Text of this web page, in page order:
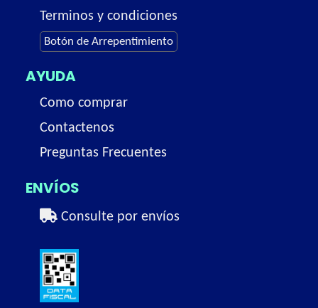
Terminos y condiciones
Botón de Arrepentimiento
AYUDA
Como comprar
Contactenos
Preguntas Frecuentes
ENVÍOS
Consulte por envíos